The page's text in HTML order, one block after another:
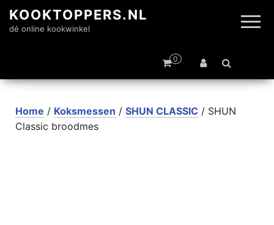
KOOKTOPPERS.NL
dé online kookwinkel
0
Home / Koksmessen / SHUN CLASSIC / SHUN
Classic broodmes